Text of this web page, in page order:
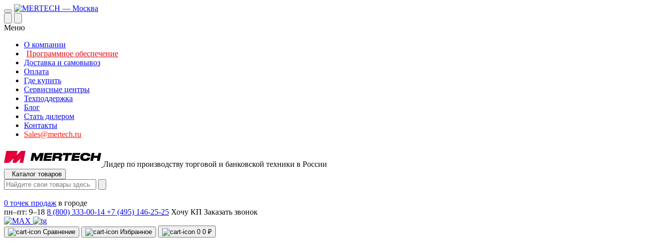
Меню
О компании
Программное обеспечение
Доставка и самовывоз
Оплата
Где купить
Сервисные центры
Техподдержка
Блог
Стать дилером
Контакты
Sales@mertech.ru
Лидер по производству торговой и банковской техники в России
Каталог товаров
0 точек продаж в городе
пн–пт: 9–18 8 (800) 333-00-14 +7 (495) 146-25-25 Хочу КП Заказать звонок
Сравнение Избранное 0 0 ₽